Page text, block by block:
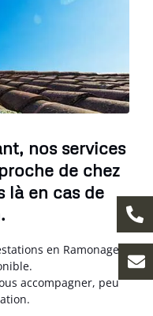
nos services
de chez
là en cas de
en Ramonage
accompagner, peu